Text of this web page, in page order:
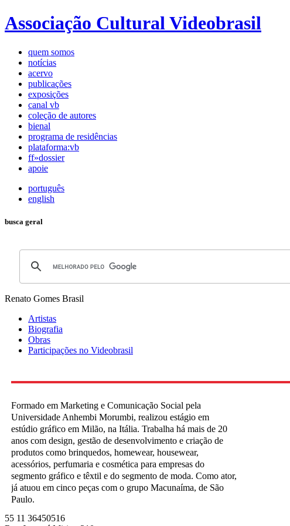
Associação Cultural Videobrasil
quem somos
notícias
acervo
publicações
exposições
canal vb
coleção de autores
bienal
programa de residências
plataforma:vb
ff»dossier
apoie
português
english
busca geral
Renato Gomes Brasil
Artistas
Biografia
Obras
Participações no Videobrasil
Formado em Marketing e Comunicação Social pela
Universidade Anhembi Morumbi, realizou estágio em
estúdio gráfico em Milão, na Itália. Trabalha há mais de 20
anos com design, gestão de desenvolvimento e criação de
produtos como brinquedos, homewear, housewear,
acessórios, perfumaria e cosmética para empresas do
segmento gráfico e têxtil e do segmento de moda. Como ator,
já atuou em cinco peças com o grupo Macunaíma, de São
Paulo.
55 11 36450516